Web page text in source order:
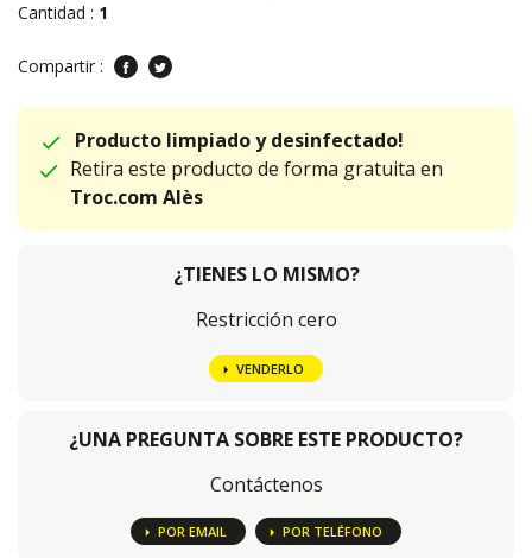
Cantidad : 1
Compartir :
Producto limpiado y desinfectado!
Retira este producto de forma gratuita en
Troc.com Alès
¿TIENES LO MISMO?
Restricción cero
VENDERLO
¿UNA PREGUNTA SOBRE ESTE PRODUCTO?
Contáctenos
POR EMAIL POR TELÉFONO